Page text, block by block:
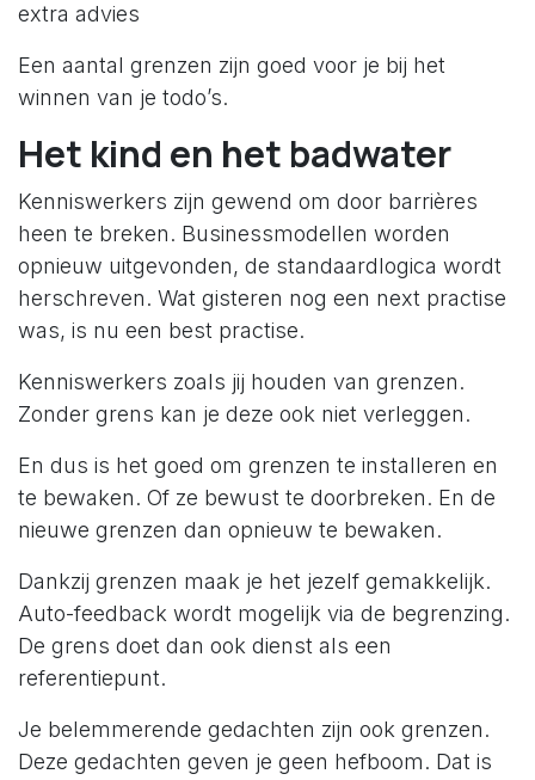
extra advies
Een aantal grenzen zijn goed voor je bij het
winnen van je todo’s.
Het kind en het badwater
Kenniswerkers zijn gewend om door barrières
heen te breken. Businessmodellen worden
opnieuw uitgevonden, de standaardlogica wordt
herschreven. Wat gisteren nog een next practise
was, is nu een best practise.
Kenniswerkers zoals jij houden van grenzen.
Zonder grens kan je deze ook niet verleggen.
En dus is het goed om grenzen te installeren en
te bewaken. Of ze bewust te doorbreken. En de
nieuwe grenzen dan opnieuw te bewaken.
Dankzij grenzen maak je het jezelf gemakkelijk.
Auto-feedback wordt mogelijk via de begrenzing.
De grens doet dan ook dienst als een
referentiepunt.
Je belemmerende gedachten zijn ook grenzen.
Deze gedachten geven je geen hefboom. Dat is